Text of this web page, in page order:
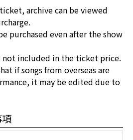
archive can be viewed
purchased even after the show
not included in the ticket price.
if songs from overseas are
it may be edited due to